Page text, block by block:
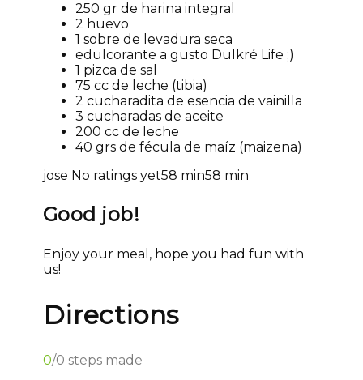
250 gr de harina integral
2 huevo
1 sobre de levadura seca
edulcorante a gusto Dulkré Life ;)
1 pizca de sal
75 cc de leche (tibia)
2 cucharadita de esencia de vainilla
3 cucharadas de aceite
200 cc de leche
40 grs de fécula de maíz (maizena)
jose No ratings yet58 min58 min
Good job!
Enjoy your meal, hope you had fun with
us!
Directions
0/0 steps made